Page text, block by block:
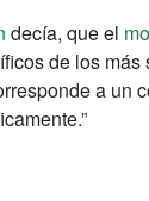
decía, que el
de los
a un